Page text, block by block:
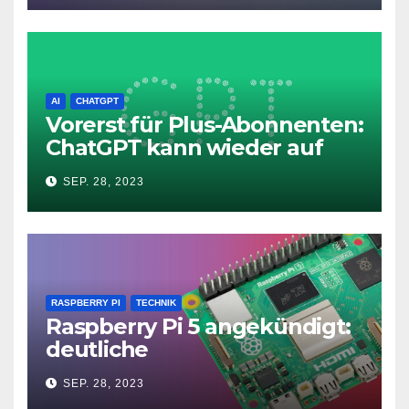
AI CHATGPT
Vorerst für Plus-Abonnenten:
ChatGPT kann wieder auf
das Internet zugreifen
SEP. 28, 2023
RASPBERRY PI TECHNIK
Raspberry Pi 5 angekündigt:
deutliche
Leistungssteigerung und bis
zu 2x 4K60
SEP. 28, 2023